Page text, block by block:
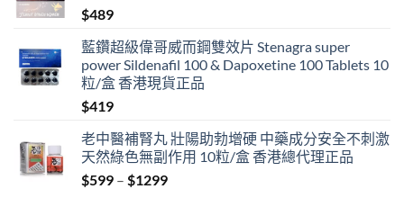
$489
藍鑽超級偉哥威而鋼雙效片 Stenagra super
power Sildenafil 100 & Dapoxetine 100 Tablets 10
粒/盒 香港現貨正品
$419
老中醫補腎丸 壯陽助勃增硬 中藥成分安全不刺激
天然綠色無副作用 10粒/盒 香港總代理正品
$599 – $1299Price